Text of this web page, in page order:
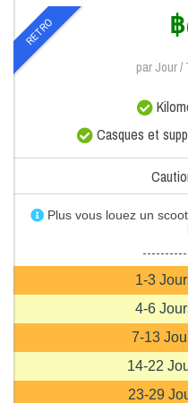
RETRO ฿
par Jour /
Casques et
Plus vous louez un
1-3
4-6
7-13
14-22
23-29